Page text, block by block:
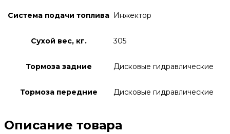
Система подачи топлива Инжектор
Сухой вес, кг. 305
Тормоза задние Дисковые гидравлические
Тормоза передние Дисковые гидравлические
Описание товара